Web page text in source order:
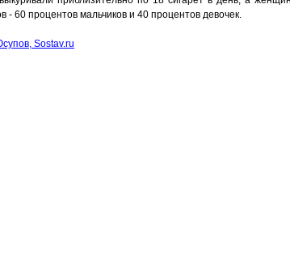
- 60 процентов мальчиков и 40 процентов девочек.
Sostav.ru